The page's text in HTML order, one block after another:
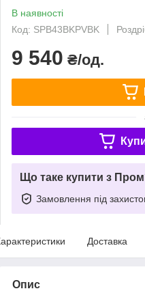
В наявності
Код: SPB43BKPVBK
9 540 ₴/од.
Що таке купити з
Замовлення під
Доставка
Опис